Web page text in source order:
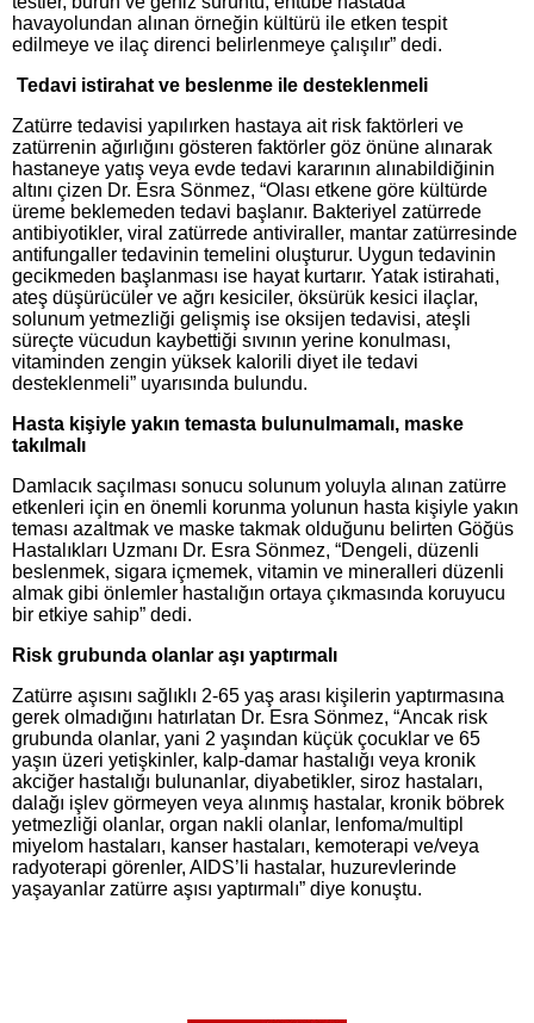
havayolundan alınan örneğin kültürü ile etken tespit
edilmeye ve ilaç direnci belirlenmeye çalışılır” dedi.
Tedavi istirahat ve beslenme ile desteklenmeli
Zatürre tedavisi yapılırken hastaya ait risk faktörleri ve
zatürrenin ağırlığını gösteren faktörler göz önüne alınarak
hastaneye yatış veya evde tedavi kararının alınabildiğinin
altını çizen Dr. Esra Sönmez, “Olası etkene göre kültürde
üreme beklemeden tedavi başlanır. Bakteriyel zatürrede
antibiyotikler, viral zatürrede antiviraller, mantar zatürresinde
antifungaller tedavinin temelini oluşturur. Uygun tedavinin
gecikmeden başlanması ise hayat kurtarır. Yatak istirahati,
ateş düşürücüler ve ağrı kesiciler, öksürük kesici ilaçlar,
solunum yetmezliği gelişmiş ise oksijen tedavisi, ateşli
süreçte vücudun kaybettiği sıvının yerine konulması,
vitaminden zengin yüksek kalorili diyet ile tedavi
desteklenmeli” uyarısında bulundu.
Hasta kişiyle yakın temasta bulunulmamalı, maske
takılmalı
Damlacık saçılması sonucu solunum yoluyla alınan zatürre
etkenleri için en önemli korunma yolunun hasta kişiyle yakın
teması azaltmak ve maske takmak olduğunu belirten Göğüs
Hastalıkları Uzmanı Dr. Esra Sönmez, “Dengeli, düzenli
beslenmek, sigara içmemek, vitamin ve mineralleri düzenli
almak gibi önlemler hastalığın ortaya çıkmasında koruyucu
bir etkiye sahip” dedi.
Risk grubunda olanlar aşı yaptırmalı
Zatürre aşısını sağlıklı 2-65 yaş arası kişilerin yaptırmasına
gerek olmadığını hatırlatan Dr. Esra Sönmez, “Ancak risk
grubunda olanlar, yani 2 yaşından küçük çocuklar ve 65
yaşın üzeri yetişkinler, kalp-damar hastalığı veya kronik
akciğer hastalığı bulunanlar, diyabetikler, siroz hastaları,
dalağı işlev görmeyen veya alınmış hastalar, kronik böbrek
yetmezliği olanlar, organ nakli olanlar, lenfoma/multipl
miyelom hastaları, kanser hastaları, kemoterapi ve/veya
radyoterapi görenler, AIDS’li hastalar, huzurevlerinde
yaşayanlar zatürre aşısı yaptırmalı” diye konuştu.